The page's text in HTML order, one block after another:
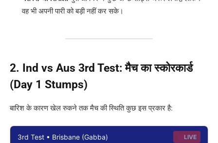
वह भी अपनी पारी को बड़ी नहीं कर सके।
2. Ind vs Aus 3rd Test: मैच का स्कोरकार्ड
(Day 1 Stumps)
बारिश के कारण खेल रुकने तक मैच की स्थिति कुछ इस प्रकार है:
3rd Test • Brisbane (Gabba) LIVE